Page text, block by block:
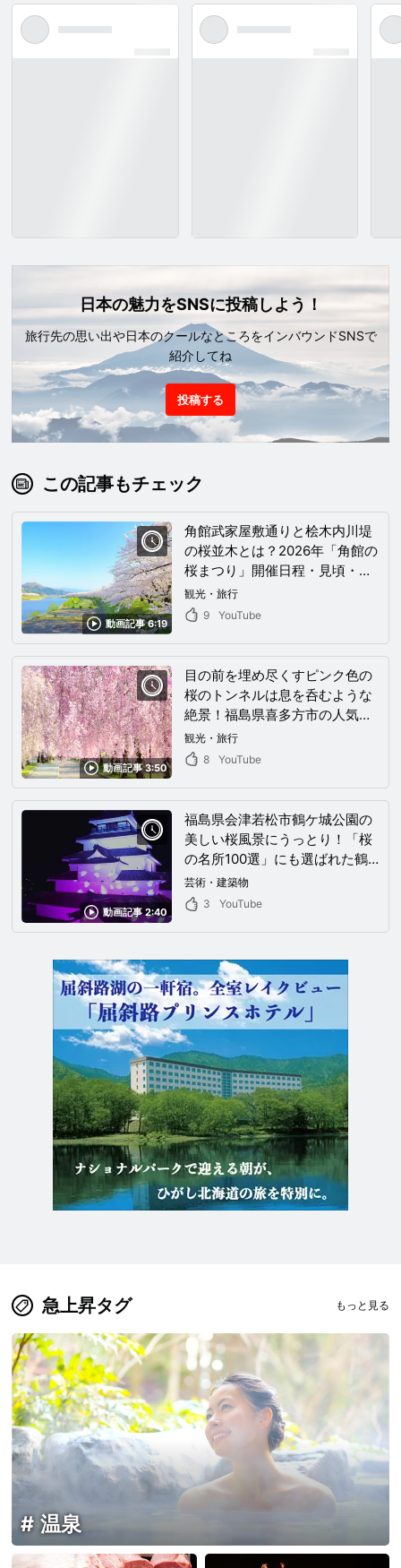
日本の魅力をSNSに投稿しよう！
旅行先の思い出や日本のクールなところをインバウンドSNSで
紹介してね
投稿する
この記事もチェック
動画記事 6:19
角館武家屋敷通りと桧木内川堤
の桜並木とは？2026年「角館の
桜まつり」開催日程・見頃・ア
クセスを完全解説
観光・旅行
9
YouTube
動画記事 3:50
目の前を埋め尽くすピンク色の
桜のトンネルは息を呑むような
絶景！福島県喜多方市の人気名
所「喜多方しだれ桜並木」の見
どころやおすすめ情報を公開！
観光・旅行
8
YouTube
動画記事 2:40
福島県会津若松市鶴ケ城公園の
美しい桜風景にうっとり！「桜
の名所100選」にも選ばれた鶴
ケ城公園の桜まつりイベントを
満喫！
芸術・建築物
3
YouTube
急上昇タグ もっと見る
温泉